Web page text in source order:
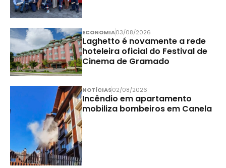
ECONOMIA03/08/2026
Laghetto é novamente a rede
hoteleira oficial do Festival de
Cinema de Gramado
NOTÍCIAS02/08/2026
Incêndio em apartamento
mobiliza bombeiros em Canela